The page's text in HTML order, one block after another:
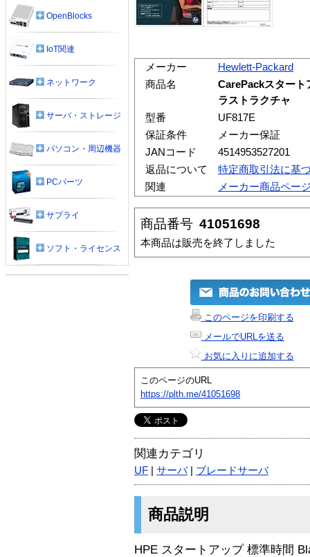
メーカー
Hewlett-Packard
商品名
CarePackスタート
ラストラクチャ
型番
UF817E
保証条件
メーカー保証
JANコード
4514953527201
返品について
特定商取引法に基
関連
メーカー商品ペー
商品番号 41051698
本商品は販売を終了しました
このページを印刷する
メールでURLを送る
お気に入りに追加する
このページのURL
https://plth.me/41051698
関連カテゴリ
UF サーバ| ブレードサーバ
商品説明
HPE スタートアップ 標準時間
OpenBlocks
IoT関連
ネットワーク
サーバ・ストレージ
パソコン・周辺機器
PCパーツ
サプライ
ソフト・ライセンス